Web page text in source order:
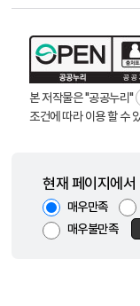
본 저작물은 "공공누리"
조건에 따라 이용 할 수
현재 페이지에
매우만족
매우불만족